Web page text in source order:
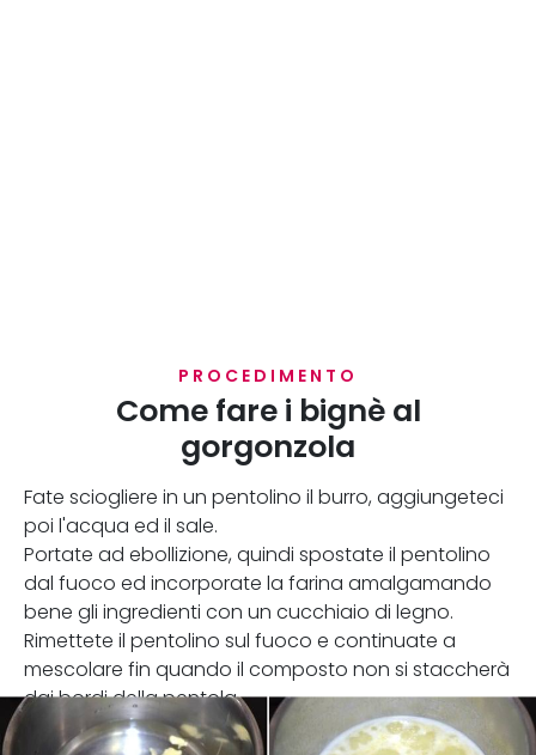
PROCEDIMENTO
Come fare i bignè al
gorgonzola
Fate sciogliere in un pentolino il burro, aggiungeteci
poi l'acqua ed il sale.
Portate ad ebollizione, quindi spostate il pentolino
dal fuoco ed incorporate la farina amalgamando
bene gli ingredienti con un cucchiaio di legno.
Rimettete il pentolino sul fuoco e continuate a
mescolare fin quando il composto non si staccherà
dai bordi della pentola.